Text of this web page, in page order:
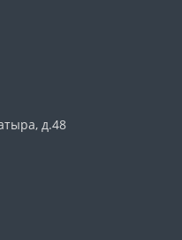
д.48